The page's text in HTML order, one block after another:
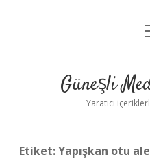
Güneşli
Yaratıcı
Etiket:Yapışkan otu